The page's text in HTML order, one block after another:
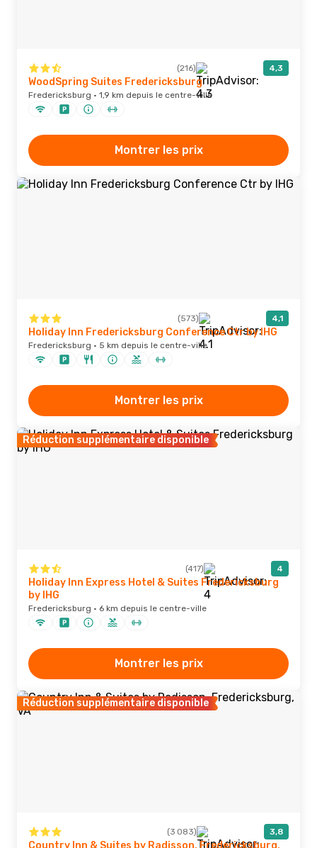
(216) 4,3
WoodSpring Suites Fredericksburg
Fredericksburg · 1,9 km depuis le centre-ville
Montrer les prix
(573) 4,1
Holiday Inn Fredericksburg Conference Ctr by IHG
Fredericksburg · 5 km depuis le centre-ville
Montrer les prix
Réduction supplémentaire disponible
(417) 4
Holiday Inn Express Hotel & Suites Fredericksburg
by IHG
Fredericksburg · 6 km depuis le centre-ville
Montrer les prix
Réduction supplémentaire disponible
(3 083) 3,8
Country Inn & Suites by Radisson, Fredericksburg,